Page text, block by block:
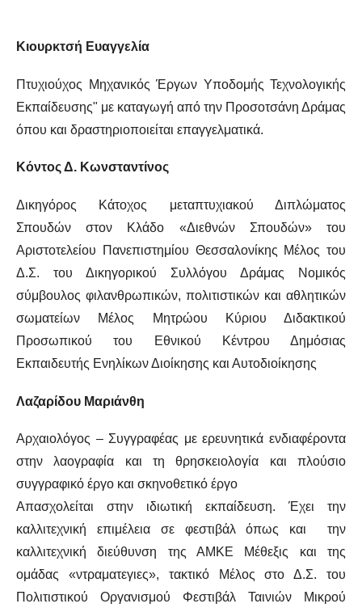
Κιουρκτσή Ευαγγελία
Πτυχιούχος Μηχανικός Έργων Υποδομής Τεχνολογικής
Εκπαίδευσης" με καταγωγή από την Προσοτσάνη Δράμας
όπου και δραστηριοποιείται επαγγελματικά.
Κόντος Δ. Κωνσταντίνος
Δικηγόρος Κάτοχος μεταπτυχιακού Διπλώματος
Σπουδών στον Κλάδο «Διεθνών Σπουδών» του
Αριστοτελείου Πανεπιστημίου Θεσσαλονίκης Μέλος του
Δ.Σ. του Δικηγορικού Συλλόγου Δράμας Νομικός
σύμβουλος φιλανθρωπικών, πολιτιστικών και αθλητικών
σωματείων Μέλος Μητρώου Κύριου Διδακτικού
Προσωπικού του Εθνικού Κέντρου Δημόσιας
Εκπαιδευτής Ενηλίκων Διοίκησης και Αυτοδιοίκησης
Λαζαρίδου Μαριάνθη
Αρχαιολόγος – Συγγραφέας με ερευνητικά ενδιαφέροντα
στην λαογραφία και τη θρησκειολογία και πλούσιο
συγγραφικό έργο και σκηνοθετικό έργο
Απασχολείται στην ιδιωτική εκπαίδευση. Έχει την
καλλιτεχνική επιμέλεια σε φεστιβάλ όπως και την
καλλιτεχνική διεύθυνση της ΑΜΚΕ Μέθεξις και της
ομάδας «ντραματεγιες», τακτικό Μέλος στο Δ.Σ. του
Πολιτιστικού Οργανισμού Φεστιβάλ Ταινιών Μικρού